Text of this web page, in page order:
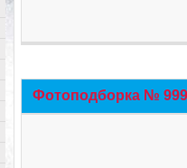
Фотоподборка №